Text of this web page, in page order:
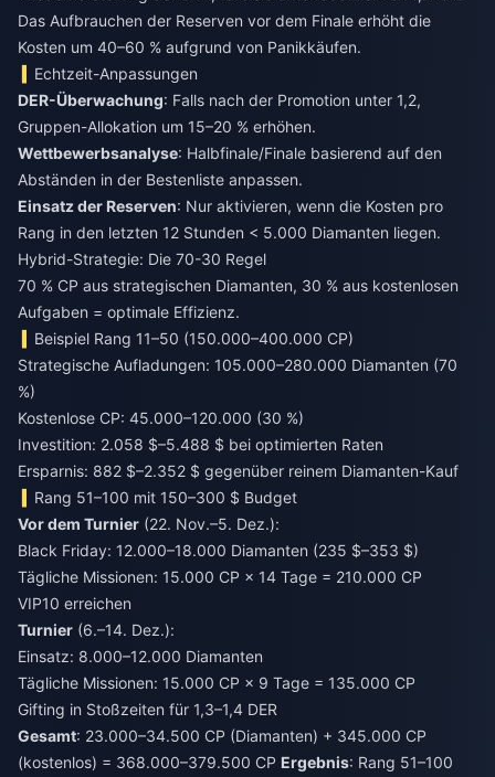
Das Aufbrauchen der Reserven vor dem Finale erhöht die
Kosten um 40–60 % aufgrund von Panikkäufen.
Echtzeit-Anpassungen
DER-Überwachung: Falls nach der Promotion unter 1,2,
Gruppen-Allokation um 15–20 % erhöhen.
Wettbewerbsanalyse: Halbfinale/Finale basierend auf den
Abständen in der Bestenliste anpassen.
Einsatz der Reserven: Nur aktivieren, wenn die Kosten pro
Rang in den letzten 12 Stunden < 5.000 Diamanten liegen.
Hybrid-Strategie: Die 70-30 Regel
70 % CP aus strategischen Diamanten, 30 % aus kostenlosen
Aufgaben = optimale Effizienz.
Beispiel Rang 11–50 (150.000–400.000 CP)
Strategische Aufladungen: 105.000–280.000 Diamanten (70
%)
Kostenlose CP: 45.000–120.000 (30 %)
Investition: 2.058 $–5.488 $ bei optimierten Raten
Ersparnis: 882 $–2.352 $ gegenüber reinem Diamanten-Kauf
Rang 51–100 mit 150–300 $ Budget
Vor dem Turnier (22. Nov.–5. Dez.):
Black Friday: 12.000–18.000 Diamanten (235 $–353 $)
Tägliche Missionen: 15.000 CP × 14 Tage = 210.000 CP
VIP10 erreichen
Turnier (6.–14. Dez.):
Einsatz: 8.000–12.000 Diamanten
Tägliche Missionen: 15.000 CP × 9 Tage = 135.000 CP
Gifting in Stoßzeiten für 1,3–1,4 DER
Gesamt: 23.000–34.500 CP (Diamanten) + 345.000 CP
(kostenlos) = 368.000–379.500 CP Ergebnis: Rang 51–100